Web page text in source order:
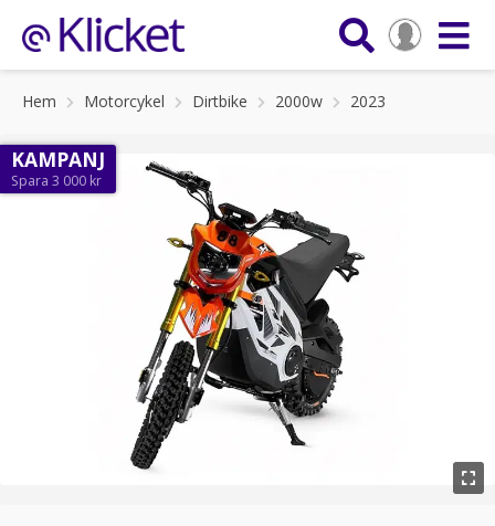
Hem Motorcykel Dirtbike 2000w 2023
KAMPANJ
Spara 3 000 kr